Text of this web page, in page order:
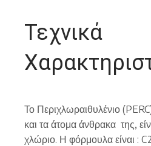
Τεχνικά
Το Περιχλωραιθυλένιο
και τα άτομα άνθρακα της,
χλώριο. Η φόρμουλα είναι :